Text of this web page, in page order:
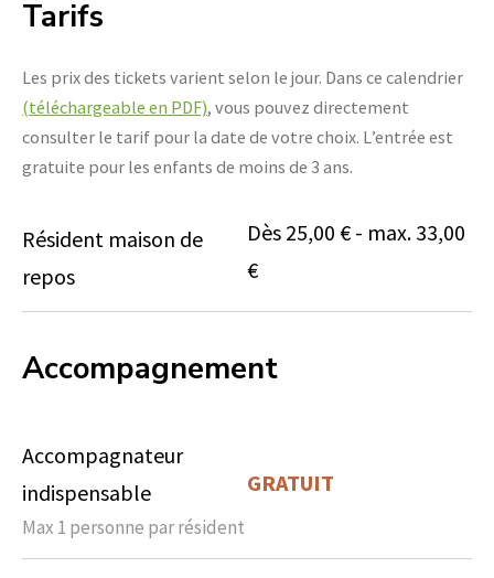
Tarifs
Les prix des tickets varient selon le jour. Dans ce calendrier
(téléchargeable en PDF), vous pouvez directement
consulter le tarif pour la date de votre choix. L’entrée est
gratuite pour les enfants de moins de 3 ans.
Résident maison de
repos
Dès 25,00 € - max. 33,00
€
Accompagnement
Accompagnateur
indispensable
Max 1 personne par résident
GRATUIT